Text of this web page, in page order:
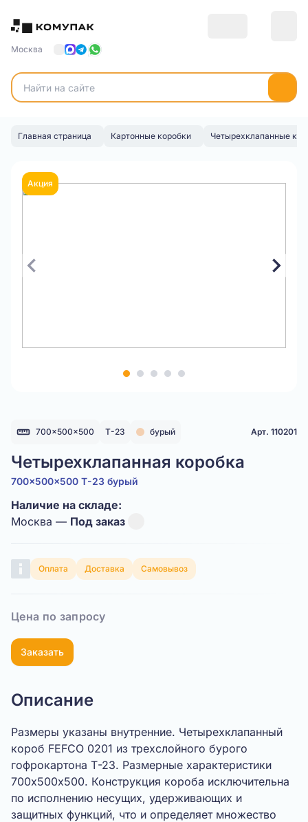
Москва
Главная страница Картонные коробки Четырехклапанные
Акция
700x500x500 Т-23 бурый Арт. 110201
Четырехклапанная коробка
700x500x500 Т-23 бурый
Наличие на складе:
Москва — Под заказ
Оплата Доставка Самовывоз
Цена по запросу
Заказать
Описание
Размеры указаны внутренние. Четырехклапанный
короб FEFCO 0201 из трехслойного бурого
гофрокартона Т-23. Размерные характеристики
700х500х500. Конструкция короба исключительна
по исполнению несущих, удерживающих и
защитных функций, что и определяет множество